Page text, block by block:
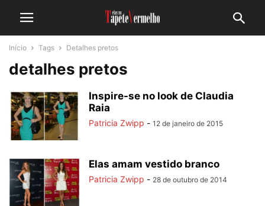
Início Tags Detalhes pretos
detalhes pretos
Inspire-se no look de Claudia
Raia
Patricia Zwipp - 12 de janeiro de 2015
Elas amam vestido branco
Patricia Zwipp - 28 de outubro de 2014